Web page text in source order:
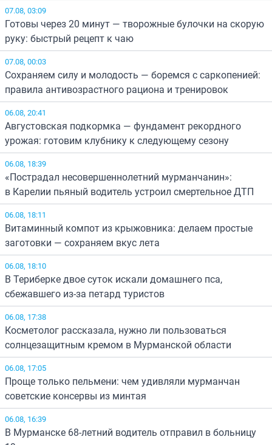
07.08, 03:09
Готовы через 20 минут — творожные булочки на скорую
руку: быстрый рецепт к чаю
07.08, 00:03
Сохраняем силу и молодость — боремся с саркопенией:
правила антивозрастного рациона и тренировок
06.08, 20:41
Августовская подкормка — фундамент рекордного
урожая: готовим клубнику к следующему сезону
06.08, 18:39
«Пострадал несовершеннолетний мурманчанин»:
в Карелии пьяный водитель устроил смертельное ДТП
06.08, 18:11
Витаминный компот из крыжовника: делаем простые
заготовки — сохраняем вкус лета
06.08, 18:10
В Териберке двое суток искали домашнего пса,
сбежавшего из-за петард туристов
06.08, 17:38
Косметолог рассказала, нужно ли пользоваться
солнцезащитным кремом в Мурманской области
06.08, 17:05
Проще только пельмени: чем удивляли мурманчан
советские консервы из минтая
06.08, 16:39
В Мурманске 68-летний водитель отправил в больницу